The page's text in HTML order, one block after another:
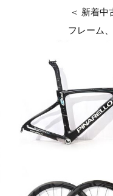
＜ 新着中
フレーム